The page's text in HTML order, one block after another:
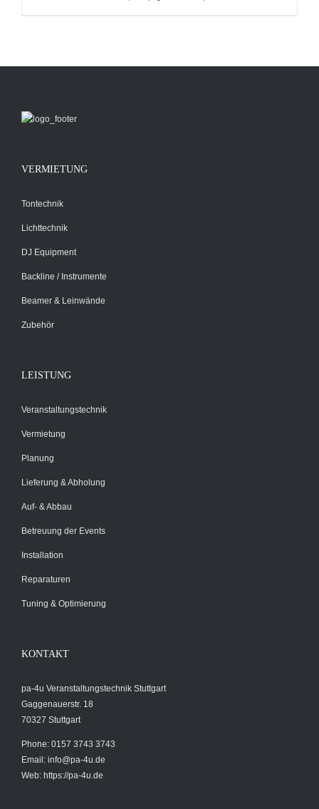
VERMIETUNG
Tontechnik
Lichttechnik
DJ Equipment
Backline / Instrumente
Beamer & Leinwände
Zubehör
LEISTUNG
Veranstaltungstechnik
Vermietung
Planung
Lieferung & Abholung
Auf- & Abbau
Betreuung der Events
Installation
Reparaturen
Tuning & Optimierung
KONTAKT
pa-4u Veranstaltungstechnik Stuttgart
Gaggenauerstr. 18
70327 Stuttgart
Phone: 0157 3743 3743
Email: info@pa-4u.de
Web: https://pa-4u.de